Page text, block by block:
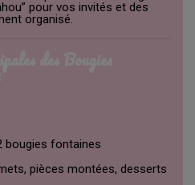
pour vos invités et des
organisé.
bougies fontaines
pièces montées, desserts